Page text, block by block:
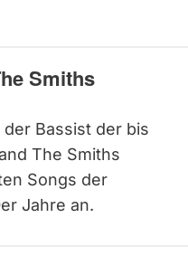
Smiths
Bassist der bis
The Smiths
Songs der
Jahre an.